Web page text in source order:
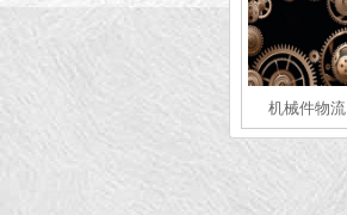
机械件物流